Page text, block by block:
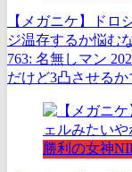
【メガニケ】ドロ
ジ温存するか悩む
763: 名無しマン
だけど3凸させる
勝利の女神